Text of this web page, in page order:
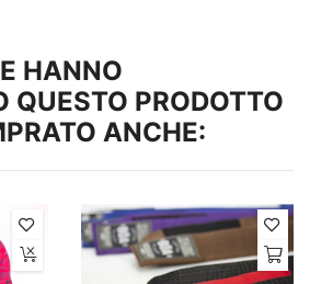
HANNO
QUESTO PRODOTTO
ANCHE: